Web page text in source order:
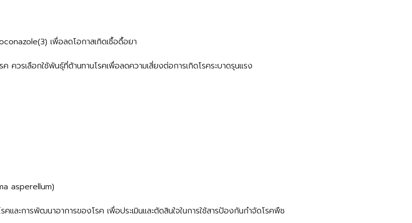
เพื่อลดโอกาสเกิดเชื้อดื้อยา
ควรเลือกใช้พันธุ์ที่ต้านทานโรคเพื่อลดความเสี่ยงต่อการเกิดโรคระบาดรุนแรง
asperellum)
ละการพัฒนาอาการของโรค เพื่อประเมินและตัดสินใจในการใช้สารป้องกันกำจัดโรคพืช